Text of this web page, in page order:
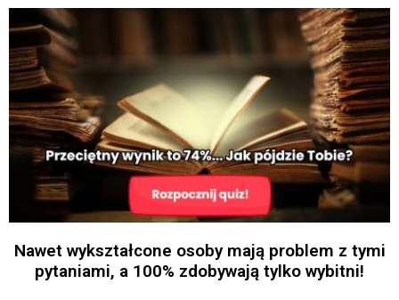
Nawet wykształcone osoby mają problem z tymi
pytaniami, a 100% zdobywają tylko wybitni!